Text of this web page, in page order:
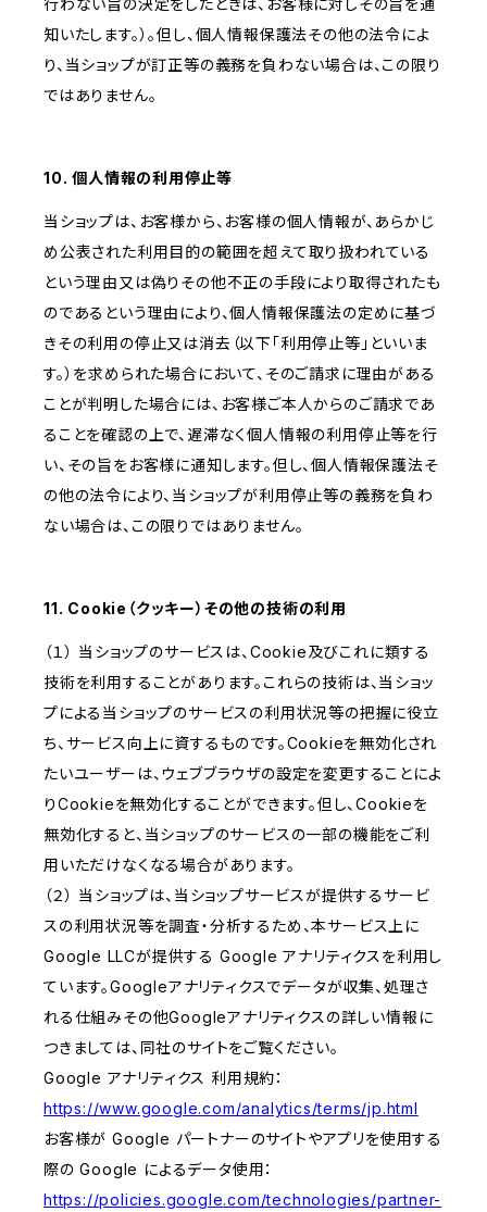
行わない旨の決定をしたときは、お客様に対しその旨を通
知いたします。）。但し、個人情報保護法その他の法令によ
り、当ショップが訂正等の義務を負わない場合は、この限り
ではありません。
10. 個人情報の利用停止等
当ショップは、お客様から、お客様の個人情報が、あらかじ
め公表された利用目的の範囲を超えて取り扱われている
という理由又は偽りその他不正の手段により取得されたも
のであるという理由により、個人情報保護法の定めに基づ
きその利用の停止又は消去（以下「利用停止等」といいま
す。）を求められた場合において、そのご請求に理由がある
ことが判明した場合には、お客様ご本人からのご請求であ
ることを確認の上で、遅滞なく個人情報の利用停止等を行
い、その旨をお客様に通知します。但し、個人情報保護法そ
の他の法令により、当ショップが利用停止等の義務を負わ
ない場合は、この限りではありません。
11. Cookie（クッキー）その他の技術の利用
（１） 当ショップのサービスは、Cookie及びこれに類する
技術を利用することがあります。これらの技術は、当ショッ
プによる当ショップのサービスの利用状況等の把握に役立
ち、サービス向上に資するものです。Cookieを無効化され
たいユーザーは、ウェブブラウザの設定を変更することによ
りCookieを無効化することができます。但し、Cookieを
無効化すると、当ショップのサービスの一部の機能をご利
用いただけなくなる場合があります。
（２） 当ショップは、当ショップサービスが提供するサービ
スの利用状況等を調査・分析するため、本サービス上に
Google LLCが提供する Google アナリティクスを利用し
ています。Googleアナリティクスでデータが収集、処理さ
れる仕組みその他Googleアナリティクスの詳しい情報に
つきましては、同社のサイトをご覧ください。
Google アナリティクス 利用規約：
https://www.google.com/analytics/terms/jp.html
お客様が Google パートナーのサイトやアプリを使用する
際の Google によるデータ使用：
https://policies.google.com/technologies/partner-